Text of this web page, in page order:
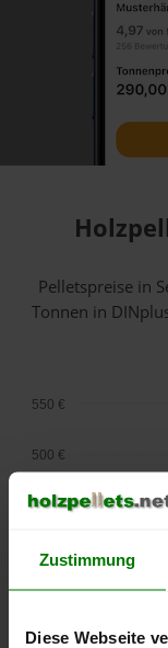
Zustimmung
Diese Webseite
Pelletspreise in
Tonnen in
400 €
450 €
500 €
550 €